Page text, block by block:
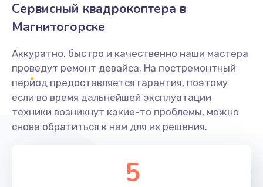
Сервисный квадрокоптера в
Магнитогорске
Аккуратно, быстро и качественно наши мастера
проведут ремонт девайса. На постремонтный
период предоставляется гарантия, поэтому
если во время дальнейшей эксплуатации
техники возникнут какие-то проблемы, можно
снова обратиться к нам для их решения.
5